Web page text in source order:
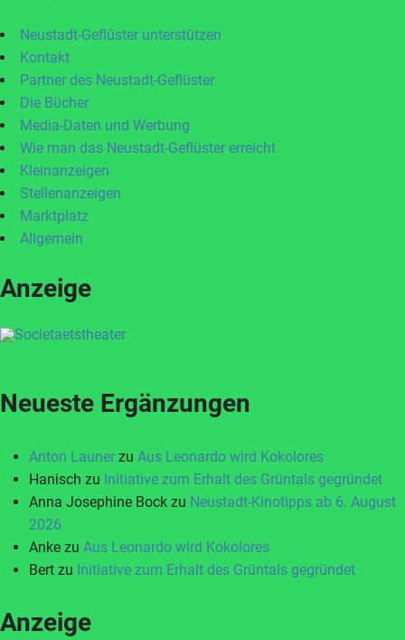
Neustadt-Geflüster unterstützen
Kontakt
Partner des Neustadt-Geflüster
Die Bücher
Media-Daten und Werbung
Wie man das Neustadt-Geflüster erreicht
Kleinanzeigen
Stellenanzeigen
Marktplatz
Allgemein
Anzeige
Neueste Ergänzungen
Anton Launer zu Aus Leonardo wird Kokolores
Hanisch zu Initiative zum Erhalt des Grüntals gegründet
Anna Josephine Bock zu Neustadt-Kinotipps ab 6. August
2026
Anke zu Aus Leonardo wird Kokolores
Bert zu Initiative zum Erhalt des Grüntals gegründet
Anzeige